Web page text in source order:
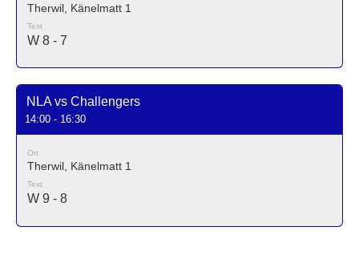
Therwil, Känelmatt 1
Text
W 8 - 7
NLA vs Challengers
14:00 - 16:30
Ort
Therwil, Känelmatt 1
Text
W 9 - 8